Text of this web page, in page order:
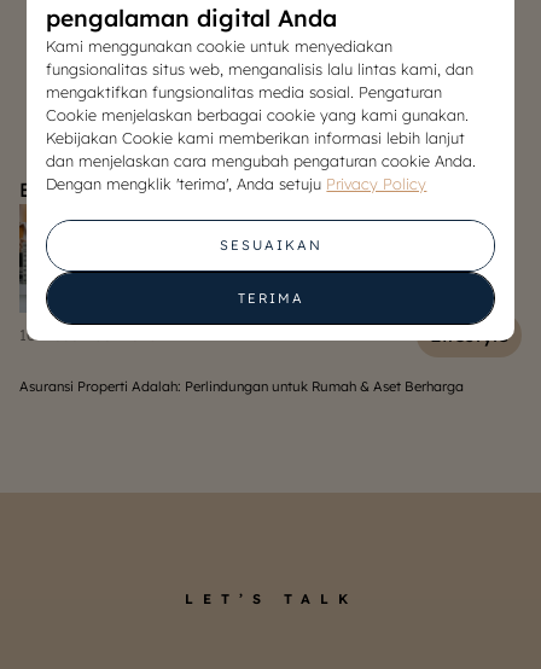
Semua Berita & Artikel
Berita & Artikel Lainnya
10 December 2025 Lifestyle
Asuransi Properti Adalah: Perlindungan untuk Rumah & Aset Berharga
pengalaman digital Anda
Kami menggunakan cookie untuk menyediakan
fungsionalitas situs web, menganalisis lalu lintas kami, dan
mengaktifkan fungsionalitas media sosial. Pengaturan
Cookie menjelaskan berbagai cookie yang kami gunakan.
Kebijakan Cookie kami memberikan informasi lebih lanjut
dan menjelaskan cara mengubah pengaturan cookie Anda.
Dengan mengklik 'terima', Anda setuju Privacy Policy
SESUAIKAN
TERIMA
LET’S TALK